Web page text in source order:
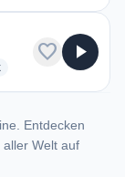
radio stations
favorite play_arrow
Entdecken
Welt auf